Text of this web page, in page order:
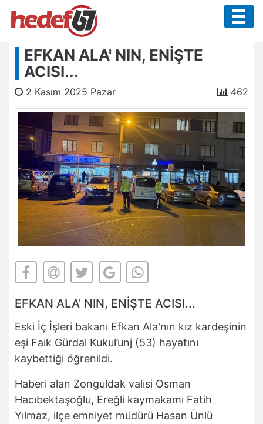
EFKAN ALA' NIN, ENİŞTE
ACISI...
2 Kasım 2025 Pazar 462
EFKAN ALA' NIN, ENİŞTE ACISI...
Eski İç İşleri bakanı Efkan Ala'nın kız kardeşinin
eşi Faik Gürdal Kukul’unj (53) hayatını
kaybettiği öğrenildi.
Haberi alan Zonguldak valisi Osman
Hacıbektaşoğlu, Ereğli kaymakamı Fatih
Yılmaz, ilçe emniyet müdürü Hasan Ünlü